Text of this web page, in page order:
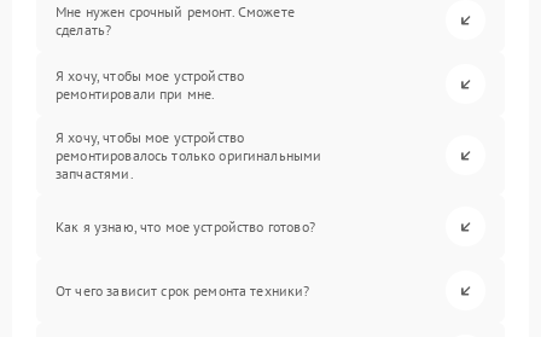
Мне нужен срочный ремонт. Сможете
сделать?
Я хочу, чтобы мое устройство
ремонтировали при мне.
Я хочу, чтобы мое устройство
ремонтировалось только оригинальными
запчастями.
Как я узнаю, что мое устройство готово?
От чего зависит срок ремонта техники?